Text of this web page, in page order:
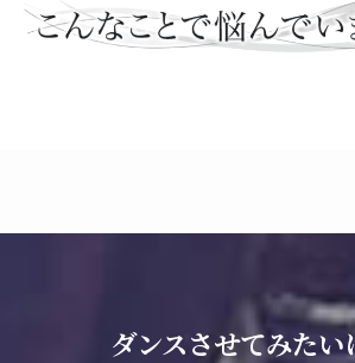
ダンスさせてみたい